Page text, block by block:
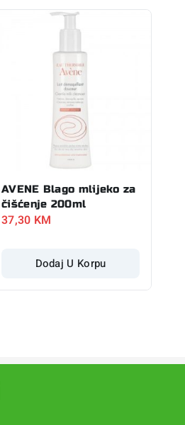
AVENE Blago mlijeko za
čišćenje 200ml
37,30 KM
Dodaj U Korpu